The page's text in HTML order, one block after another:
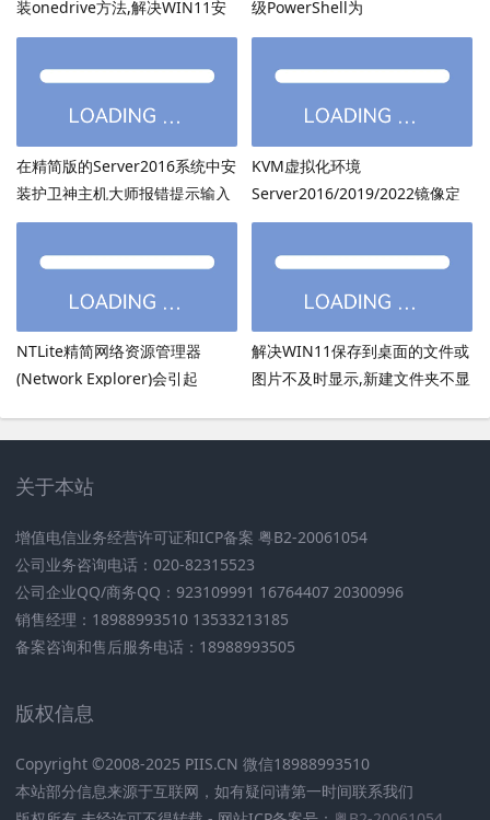
装onedrive方法,解决WIN11安
装onedrive后无法打开
级PowerShell为
PowerShell7.6.3等高版本
在精简版的Server2016系统中安
装护卫神主机大师报错提示输入
的密码超过了14个字符
KVM虚拟化环境
Server2016/2019/2022镜像定
制：用DISM离线注入virtio驱动
NTLite精简网络资源管理器
(Network Explorer)会引起
解决WIN11保存到桌面的文件或
图片不及时显示,新建文件夹不显
关于本站
增值电信业务经营许可证和ICP备案 粤B2-20061054
公司业务咨询电话：020-82315523
公司企业QQ/商务QQ：923109991 16764407 20300996
销售经理：18988993510 13533213185
备案咨询和售后服务电话：18988993505
版权信息
Copyright ©2008-2025 PIIS.CN 微信18988993510
本站部分信息来源于互联网，如有疑问请第一时间联系我们